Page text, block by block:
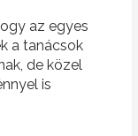
az egyes
a tanácsok
de közel
is